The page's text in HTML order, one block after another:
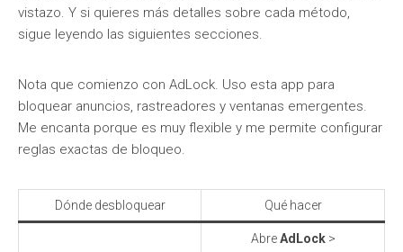
vistazo. Y si quieres más detalles sobre cada método,
sigue leyendo las siguientes secciones.
Nota que comienzo con AdLock. Uso esta app para
bloquear anuncios, rastreadores y ventanas emergentes.
Me encanta porque es muy flexible y me permite configurar
reglas exactas de bloqueo.
Dónde desbloquear Qué hacer
AbreAdLock>